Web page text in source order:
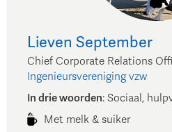
Lieven September
Chief Corporate Relations
Ingenieursvereniging vzw
In drie woorden: Sociaal,
Met melk & suiker